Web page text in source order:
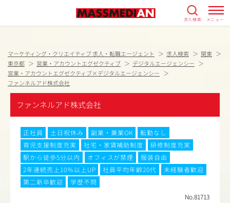
求人検索 メニュー
マーケティング・クリエイティブ 求人・転職エージェント 求人検索
関東
東京都
営業・アカウントエグゼクティブ
デジタルエージェンシー
営業・アカウントエグゼクティブ×デジタルエージェンシー
ファンネルアド株式会社
ファンネルアド株式会社
正社員 土日祝休み 副業・兼業OK
転勤なし
育児支援制度充実
社宅・家賃補助制度
研修制度充実
駅から徒歩5分以内
オフィスが禁煙
服装自由
2年連続売上10％以上UP
社員平均年齢20代
未経験者歓迎
第二新卒歓迎
学歴不問
No.81713